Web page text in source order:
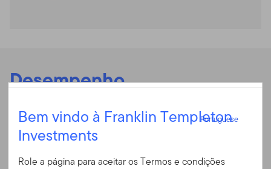
Entrar
Desempenho
Rentabilidade anual
Bem vindo à Franklin Templeton
Investments
Portuguese
Role a página para aceitar os Termos e condições